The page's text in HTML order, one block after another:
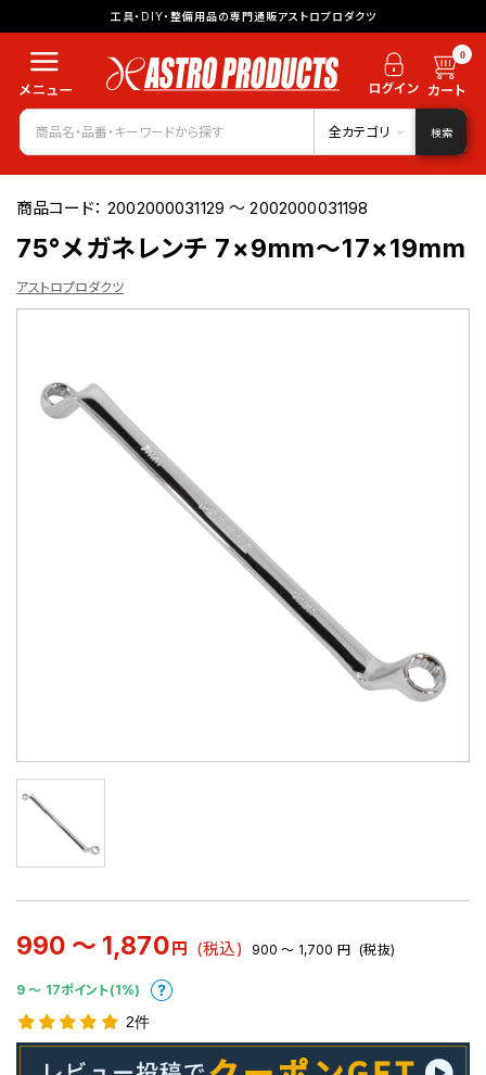
工具・DIY・整備用品の専門通販アストロプロダクツ
0
全カテゴリ 検索
商品コード：2002000031129 ～ 2002000031198
75°メガネレンチ 7×9mm～17×19mm
アストロプロダクツ
990 ～ 1,870 円 (税込) 900 ～ 1,700 円 (税抜)
9 〜 17ポイント(1%)
2件